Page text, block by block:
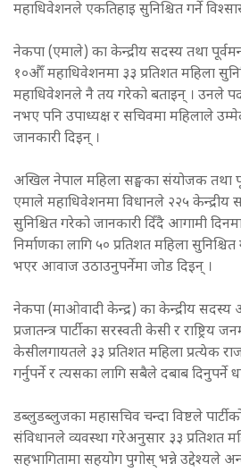
महाधिवेशनले एकतिहाइ सुनिश्चित गर्ने
नेकपा (एमाले) का केन्द्रीय सदस्य तथा
१०औँ महाधिवेशनमा ३३ प्रतिशत महिला
महाधिवेशनले नै तय गरेको बताइन् । उनले
नभए पनि उपाध्यक्ष र सचिवमा महिलाले
जानकारी दिइन् ।
अखिल नेपाल महिला सङ्घका संयोजक तथा
एमाले महाधिवेशनमा विधानले २२५ केन्द्रीय
सुनिश्चित गरेको जानकारी दिँदै आगामी
निर्माणका लागि ५० प्रतिशत महिला
भएर आवाज उठाउनुपर्नेमा जोड दिइन् ।
नेकपा (माओवादी केन्द्र) का केन्द्रीय सदस्य
प्रजातन्त्र पार्टीका सरस्वती केसी र राष्ट्रिय
केसीलगायतले ३३ प्रतिशत महिला प्रत्येक
गर्नुपर्ने र त्यसका लागि सबैले दबाब दिनुपर्ने
डब्लुडब्लुजका महासचिव चन्दा विष्टले
संविधानले व्यवस्था गरेअनुसार ३३ प्रतिशत
सहभागितामा सहयोग पुगोस् भन्ने उद्देश्यले